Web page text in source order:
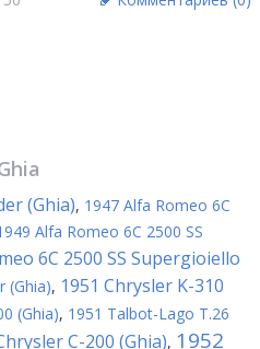
(Ghia), 1947 Alfa Romeo 6C
Alfa Romeo 6C 2500 SS
6C 2500 SS Supergioiello
(Ghia), 1951 Chrysler K-310
(Ghia), 1951 Talbot-Lago T.26
C-200 (Ghia), 1952